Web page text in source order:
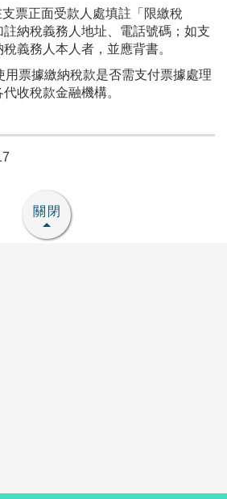
票正面受款人處填註「限繳稅
納稅義務人地址、電話號碼；如支
義務人本人者，並應背書。
票據繳納稅款是否需支付票據處理
收稅款金融機構。
關閉